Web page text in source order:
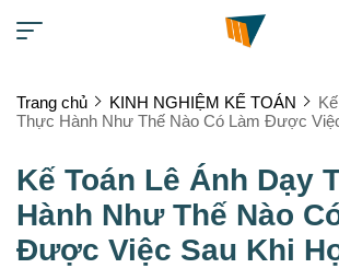
Trang chủ KINH NGHIỆM KẾ TOÁN
Thực Hành Như Thế Nào Có Làm Được
Kế Toán Lê Ánh Dạy
Hành Như Thế Nào
Được Việc Sau Khi